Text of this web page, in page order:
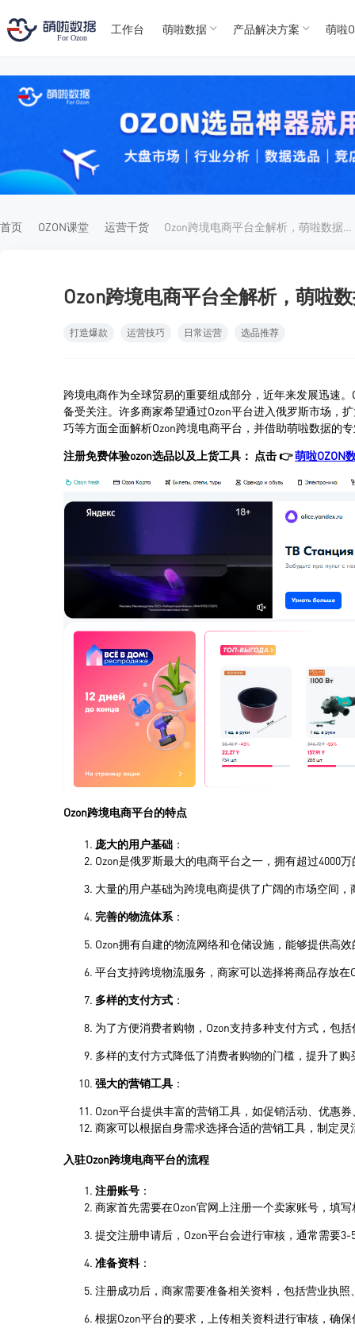
For
For
工作台 萌啦数据 产品解决方案 萌啦
首页 OZON课堂 运营干货 Ozon跨境电商平台全解析，萌啦数据为您导航
Ozon跨境电商平台全解析，萌啦
打造爆款 运营技巧 日常运营 选品推荐